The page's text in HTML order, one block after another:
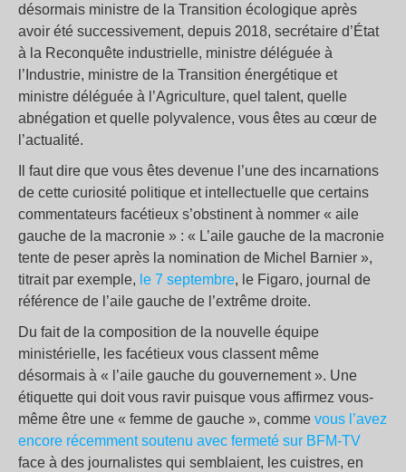
désormais ministre de la Transition écologique après
avoir été successivement, depuis 2018, secrétaire d’État
à la Reconquête industrielle, ministre déléguée à
l’Industrie, ministre de la Transition énergétique et
ministre déléguée à l’Agriculture, quel talent, quelle
abnégation et quelle polyvalence, vous êtes au cœur de
l’actualité.
Il faut dire que vous êtes devenue l’une des incarnations
de cette curiosité politique et intellectuelle que certains
commentateurs facétieux s’obstinent à nommer « aile
gauche de la macronie » : « L’aile gauche de la macronie
tente de peser après la nomination de Michel Barnier »,
titrait par exemple, le 7 septembre, le Figaro, journal de
référence de l’aile gauche de l’extrême droite.
Du fait de la composition de la nouvelle équipe
ministérielle, les facétieux vous classent même
désormais à « l’aile gauche du gouvernement ». Une
étiquette qui doit vous ravir puisque vous affirmez vous-
même être une « femme de gauche », comme vous l’avez
encore récemment soutenu avec fermeté sur BFM-TV
face à des journalistes qui semblaient, les cuistres, en